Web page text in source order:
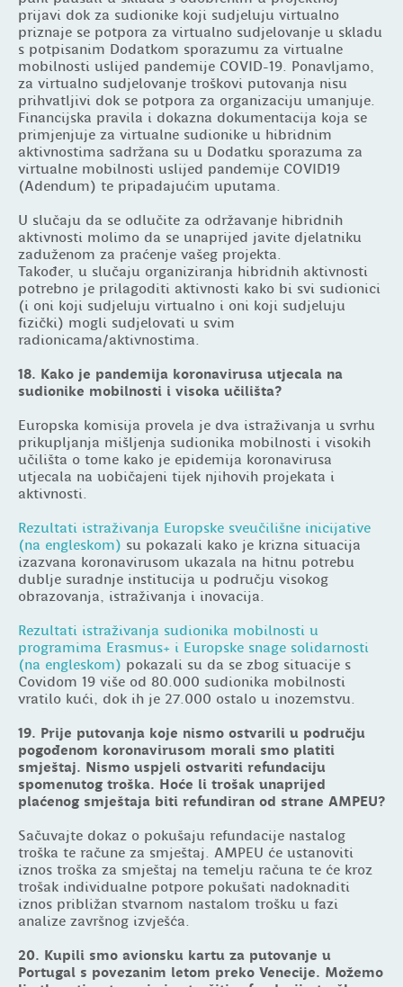
prijavi dok za sudionike koji sudjeluju virtualno
priznaje se potpora za virtualno sudjelovanje u skladu
s potpisanim Dodatkom sporazumu za virtualne
mobilnosti uslijed pandemije COVID-19. Ponavljamo,
za virtualno sudjelovanje troškovi putovanja nisu
prihvatljivi dok se potpora za organizaciju umanjuje.
Financijska pravila i dokazna dokumentacija koja se
primjenjuje za virtualne sudionike u hibridnim
aktivnostima sadržana su u Dodatku sporazuma za
virtualne mobilnosti uslijed pandemije COVID19
(Adendum) te pripadajućim uputama.
U slučaju da se odlučite za održavanje hibridnih
aktivnosti molimo da se unaprijed javite djelatniku
zaduženom za praćenje vašeg projekta.
Također, u slučaju organiziranja hibridnih aktivnosti
potrebno je prilagoditi aktivnosti kako bi svi sudionici
(i oni koji sudjeluju virtualno i oni koji sudjeluju
fizički) mogli sudjelovati u svim
radionicama/aktivnostima.
18. Kako je pandemija koronavirusa utjecala na
sudionike mobilnosti i visoka učilišta?
Europska komisija provela je dva istraživanja u svrhu
prikupljanja mišljenja sudionika mobilnosti i visokih
učilišta o tome kako je epidemija koronavirusa
utjecala na uobičajeni tijek njihovih projekata i
aktivnosti.
Rezultati istraživanja Europske sveučilišne inicijative
(na engleskom) su pokazali kako je krizna situacija
izazvana koronavirusom ukazala na hitnu potrebu
dublje suradnje institucija u području visokog
obrazovanja, istraživanja i inovacija.
Rezultati istraživanja sudionika mobilnosti u
programima Erasmus+ i Europske snage solidarnosti
(na engleskom) pokazali su da se zbog situacije s
Covidom 19 više od 80.000 sudionika mobilnosti
vratilo kući, dok ih je 27.000 ostalo u inozemstvu.
19. Prije putovanja koje nismo ostvarili u području
pogođenom koronavirusom morali smo platiti
smještaj. Nismo uspjeli ostvariti refundaciju
spomenutog troška. Hoće li trošak unaprijed
plaćenog smještaja biti refundiran od strane AMPEU?
Sačuvajte dokaz o pokušaju refundacije nastalog
troška te račune za smještaj. AMPEU će ustanoviti
iznos troška za smještaj na temelju računa te će kroz
trošak individualne potpore pokušati nadoknaditi
iznos približan stvarnom nastalom trošku u fazi
analize završnog izvješća.
20. Kupili smo avionsku kartu za putovanje u
Portugal s povezanim letom preko Venecije. Možemo